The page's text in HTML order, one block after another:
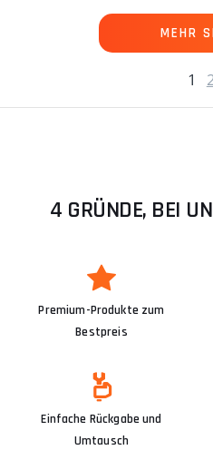
1
MEHR
4 GRÜNDE, BEI
Premium-Produkte zum
Bestpreis
Einfache Rückgabe und
Umtausch